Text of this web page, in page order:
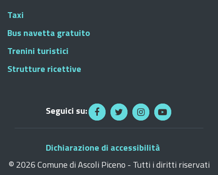
Taxi
Bus navetta gratuito
Trenini turistici
Strutture ricettive
Seguici su:
Dichiarazione di accessibilità
© 2026 Comune di Ascoli Piceno - Tutti i diritti riservati